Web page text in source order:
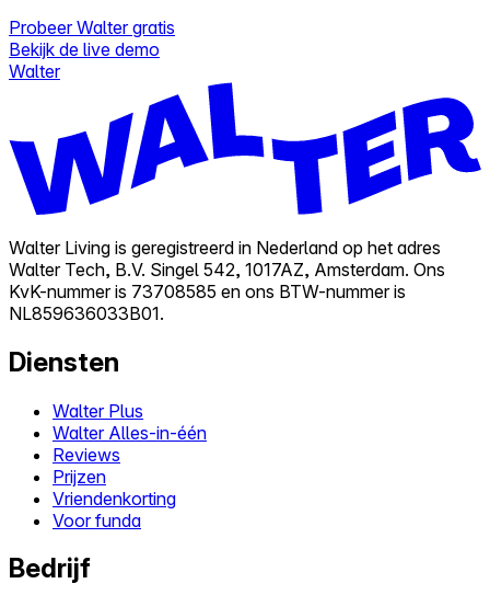
Probeer Walter gratis
Bekijk de live demo
Walter
Walter Living is geregistreerd in Nederland op het adres
Walter Tech, B.V. Singel 542, 1017AZ, Amsterdam. Ons
KvK-nummer is 73708585 en ons BTW-nummer is
NL859636033B01.
Diensten
Walter Plus
Walter Alles-in-één
Reviews
Prijzen
Vriendenkorting
Voor funda
Bedrijf